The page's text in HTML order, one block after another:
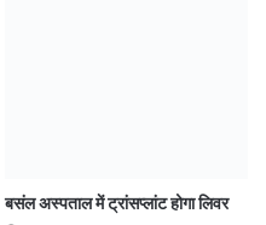
बसंल अस्पताल में ट्रांसप्लांट होगा लिवर